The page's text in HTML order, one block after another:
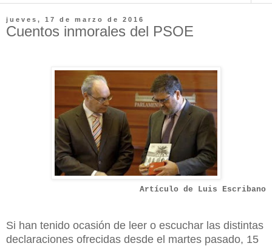
jueves, 17 de marzo de 2016
Cuentos inmorales del PSOE
Artículo de Luis Escribano
Si han tenido ocasión de leer o escuchar las distintas
declaraciones ofrecidas desde el martes pasado, 15